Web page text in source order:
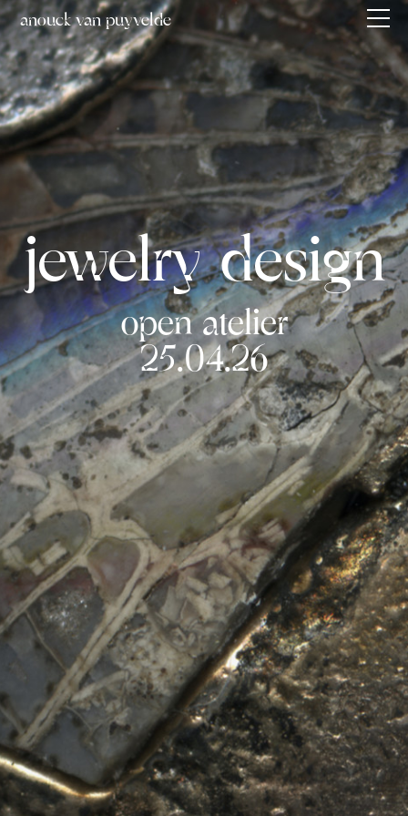
anouck van puyvelde
jewelrydesign
open atelier
25.04.26